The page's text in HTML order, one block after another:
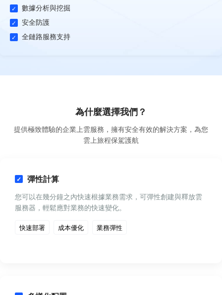
數據分析與挖掘
安全防護
全鏈路服務支持
為什麼選擇我們？
提供極致體驗的企業上雲服務，擁有安全有效的解決方案，為您
雲上旅程保駕護航
彈性計算
您可以在幾分鐘之內快速根據業務需求，可彈性創建與釋放雲
服務器，輕鬆應對業務的快速變化。
快速部署 成本優化 業務彈性